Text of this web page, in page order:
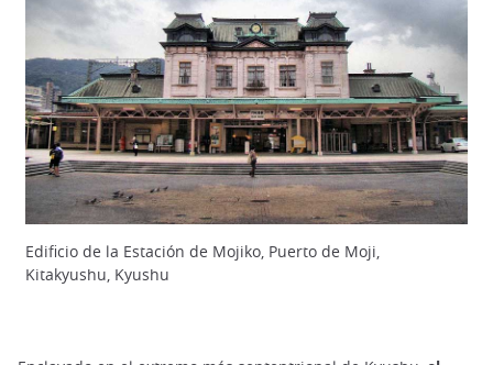
Edificio de la Estación de Mojiko, Puerto de Moji,
Kitakyushu, Kyushu